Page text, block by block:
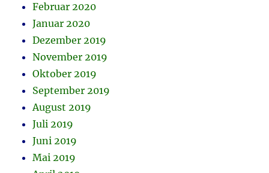
Februar 2020
Januar 2020
Dezember 2019
November 2019
Oktober 2019
September 2019
August 2019
Juli 2019
Juni 2019
Mai 2019